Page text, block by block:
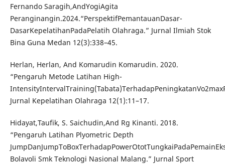
Fernando Saragih,AndYogiAgita
Peranginangin.2024.“PerspektifPemantauanDasar-
DasarKepelatihanPadaPelatih Olahraga.” Jurnal Ilmiah Stok
Bina Guna Medan 12(3):338–45.
Herlan, Herlan, And Komarudin Komarudin. 2020.
“Pengaruh Metode Latihan High-
Jurnal Kepelatihan Olahraga 12(1):11–17.
Hidayat,Taufik, S. Saichudin,And Rg Kinanti. 2018.
“Pengaruh Latihan Plyometric Depth
Bolavoli Smk Teknologi Nasional Malang.” Jurnal Sport